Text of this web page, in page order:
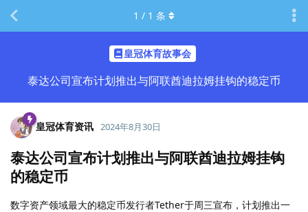
皇冠体育故事会
泰达公司宣布计划推出与阿联酋迪拉姆挂钩的稳定币
1 / 1 条
皇冠体育资讯 2024年8月30日
泰达公司宣布计划推出与阿联酋迪拉姆挂钩
的稳定币
数字资产领域最大的稳定币发行者Tether于周三宣布，计划推出一